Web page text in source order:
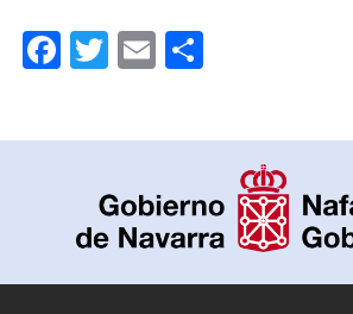
Facebook
Twitter
Email